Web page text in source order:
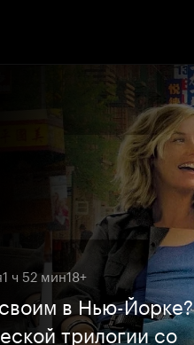
1 ч 52 мин18+
в Нью-Йорке?
трилогии со